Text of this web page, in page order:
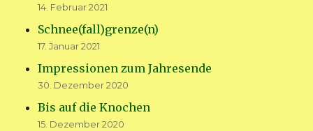
14. Februar 2021
Schnee(fall)grenze(n)
17. Januar 2021
Impressionen zum Jahresende
30. Dezember 2020
Bis auf die Knochen
15. Dezember 2020